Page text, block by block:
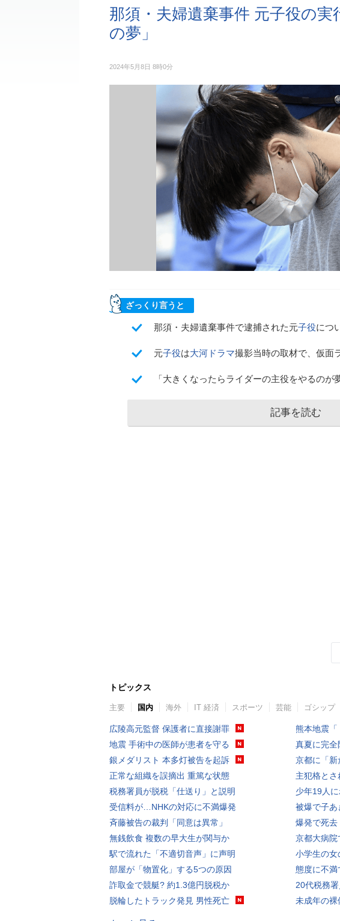
那須・夫婦遺棄事件 元子役の
の夢」
2024年5月8日 8時0分
ざっくり言うと
那須・夫婦遺棄事件で逮捕された元子役につ
元子役は大河ドラマ撮影当時の取材で、仮面
「大きくなったらライダーの主役をやるのが
記事を読む
トピックス
主要 国内 海外 IT 経済 スポーツ 芸能 ゴシップ
広陵高元監督 保護者に直接謝罪
地震 手術中の医師が患者を守る
銀メダリスト 本多灯被告を起訴
正常な組織を誤摘出 重篤な状態
税務署員が脱税「仕送り」と説明
受信料が…NHKの対応に不満爆発
斉藤被告の裁判「同意は異常」
無銭飲食 複数の早大生が関与か
駅で流れた「不適切音声」に声明
部屋が「物置化」する5つの原因
詐取金で競艇? 約1.3億円脱税か
脱輪したトラック発見 男性死亡
熊本地震「
真夏に完全
京都に「新
主犯格と
少年19人
被爆で子あ
爆発で死去
京都大病院
小学生の女
態度に不
20代税務
未成年の裸